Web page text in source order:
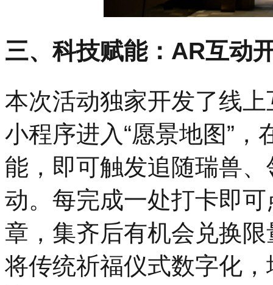
三、科技赋能：AR互动
本次活动独家开发了线
小程序进入“愿景地图”
能，即可触发追随瑞兽
动。每完成一处打卡即
章，集齐后有机会兑换
将传统祈福仪式数字化